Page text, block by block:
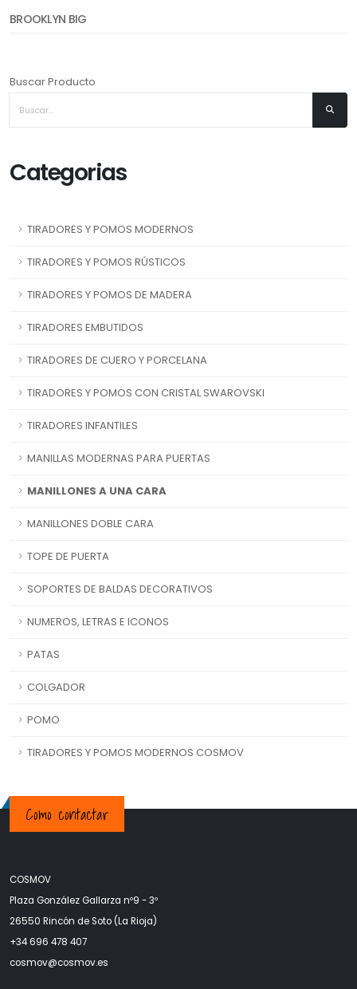
Buscar Producto
Categorias
TIRADORES Y POMOS MODERNOS
TIRADORES Y POMOS RÚSTICOS
TIRADORES Y POMOS DE MADERA
TIRADORES EMBUTIDOS
TIRADORES DE CUERO Y PORCELANA
TIRADORES Y POMOS CON CRISTAL SWAROVSKI
TIRADORES INFANTILES
MANILLAS MODERNAS PARA PUERTAS
MANILLONES A UNA CARA
MANILLONES DOBLE CARA
TOPE DE PUERTA
SOPORTES DE BALDAS DECORATIVOS
NUMEROS, LETRAS E ICONOS
PATAS
COLGADOR
POMO
TIRADORES Y POMOS MODERNOS COSMOV
BROOKLYN BIG
Como contactar
COSMOV
Plaza González Gallarza nº9 - 3º
26550 Rincón de Soto (La Rioja)
+34 696 478 407
cosmov@cosmov.es